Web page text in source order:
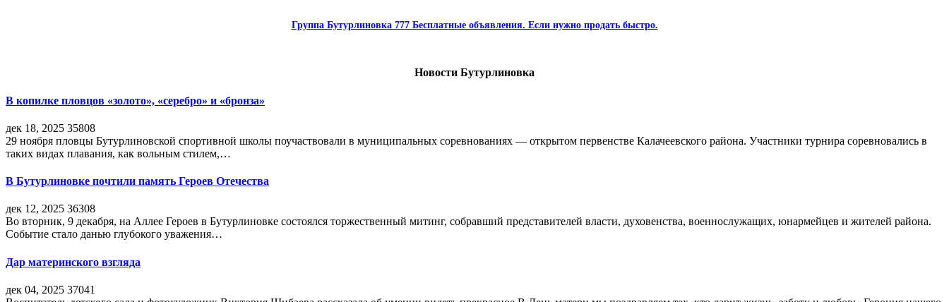
Группа Бутурлиновка 777 Бесплатные объявления. Если нужно продать быстро.
Новости Бутурлиновка
В копилке пловцов «золото», «серебро» и «бронза»
дек 18, 2025 35808
29 ноября пловцы Бутурлиновской спортивной школы поучаствовали в муниципальных соревнованиях — открытом первенстве Калачеевского района. Участники турнира соревновались в
таких видах плавания, как вольным стилем,…
В Бутурлиновке почтили память Героев Отечества
дек 12, 2025 36308
Во вторник, 9 декабря, на Аллее Героев в Бутурлиновке состоялся торжественный митинг, собравший представителей власти, духовенства, военнослужащих, юнармейцев и жителей района.
Событие стало данью глубокого уважения…
Дар материнского взгляда
дек 04, 2025 37041